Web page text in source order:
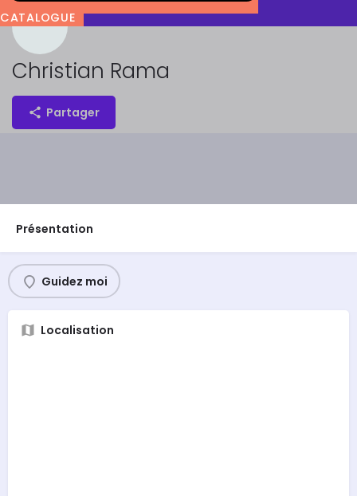
CATALOGUE
Christian Rama
Partager
Présentation
Guidez moi
Localisation